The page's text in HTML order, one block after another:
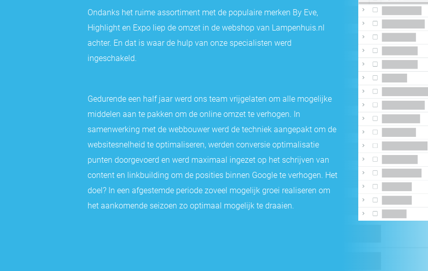
Ondanks het ruime assortiment met de populaire merken By Eve,
Highlight en Expo liep de omzet in de webshop van Lampenhuis.nl
achter. En dat is waar de hulp van onze specialisten werd
ingeschakeld.
Gedurende een half jaar werd ons team vrijgelaten om alle mogelijke
middelen aan te pakken om de online omzet te verhogen. In
samenwerking met de webbouwer werd de techniek aangepakt om de
websitesnelheid te optimaliseren, werden conversie optimalisatie
punten doorgevoerd en werd maximaal ingezet op het schrijven van
content en linkbuilding om de posities binnen Google te verhogen. Het
doel? In een afgestemde periode zoveel mogelijk groei realiseren om
het aankomende seizoen zo optimaal mogelijk te draaien.